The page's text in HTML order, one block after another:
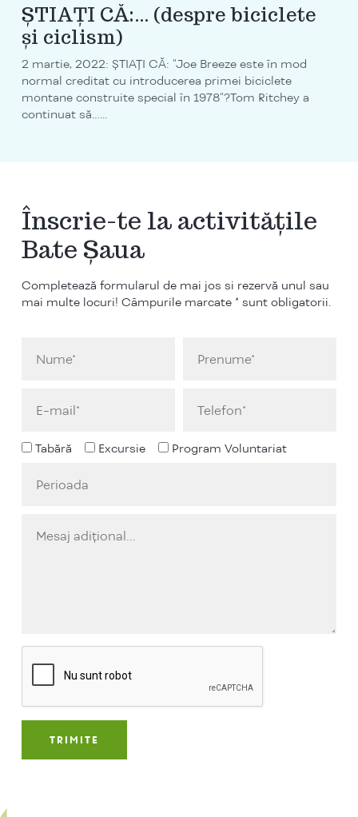
ȘTIAȚI CĂ:… (despre biciclete
și ciclism)
2 martie, 2022: ȘTIAȚI CĂ: "Joe Breeze este în mod
normal creditat cu introducerea primei biciclete
montane construite special în 1978"?Tom Ritchey a
continuat să…...
Înscrie-te la activitățile
Bate Șaua
Completează formularul de mai jos si rezervă unul sau
mai multe locuri! Câmpurile marcate * sunt obligatorii.
Tabără Excursie Program Voluntariat